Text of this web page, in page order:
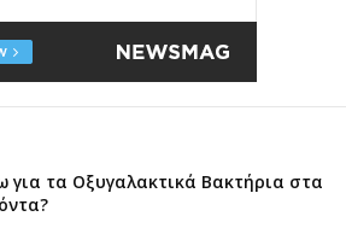
για τα Οξυγαλακτικά Βακτήρια στα